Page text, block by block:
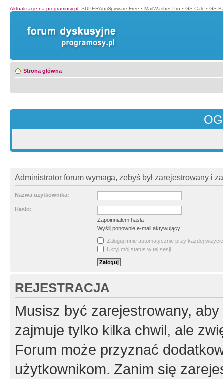
Aktualizacje na programosy.pl: SUPERAntiSpyware Free • MailWasher Pro • GS-Calc • GS-
Strona główna
Administrator forum wymaga, żebyś był zarejestrowany i
Nazwa użytkownika:
Hasło:
Zapomniałem hasła
Wyślij ponownie e-mail aktywujący
Zaloguj mnie automatycznie przy każdej wizycie
Ukryj mój status w tej sesji
REJESTRACJA
Musisz być zarejestrowany,
zajmuje tylko kilka chwil, ale
Forum może przyznać
użytkownikom. Zanim się